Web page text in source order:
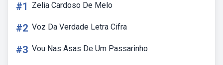
#1 Zelia Cardoso De Melo
#2 Voz Da Verdade Letra Cifra
#3 Vou Nas Asas De Um Passarinho